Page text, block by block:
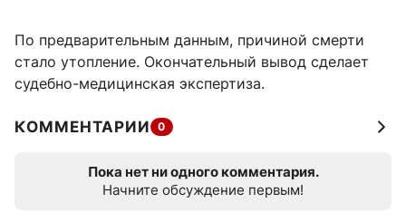
По предварительным данным, причиной смерти
стало утопление. Окончательный вывод сделает
судебно-медицинская экспертиза.
КОММЕНТАРИИ 0
Пока нет ни одного комментария.
Начните обсуждение первым!